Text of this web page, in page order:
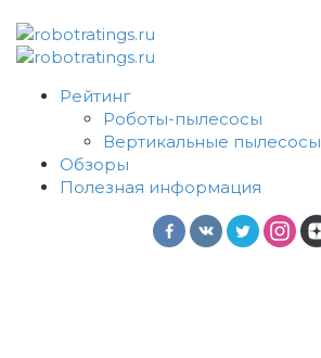
Рейтинг
Роботы-пылесосы
Вертикальные пылесосы
Обзоры
Полезная информация